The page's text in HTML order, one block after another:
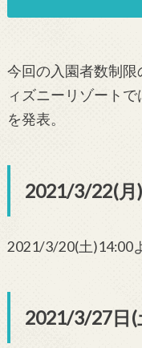
今回の入園者数制
ィズニーリゾート
を発表。
2021/3/22(
2021/3/20(土)14:00
2021/3/27日